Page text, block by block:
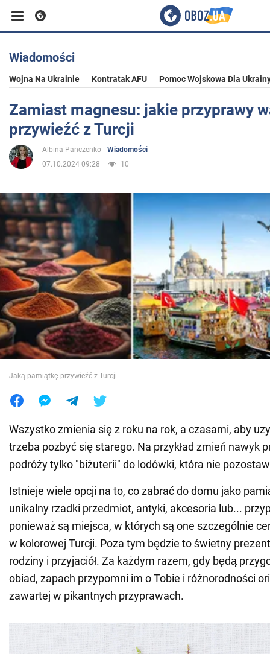
Biznes
Sport
Rozrywka
Polityka
Społeczeństwo
Wojna na Ukrainie
Świat
Jedzenie
Wiadomości
Wojna Na Ukrainie Kontratak AFU Pomoc Wojskowa Dla
Zamiast magnesu: jakie przyprawy
przywieźć z Turcji
Albina Panczenko
Wiadomości
07.10.2024 09:28
10
Jaką pamiątkę przywieźć z Turcji
Wszystko zmienia się z roku na rok, a czasami, aby
trzeba pozbyć się starego. Na przykład zmień nawyk
podróży tylko "biżuterii" do lodówki, która nie
Istnieje wiele opcji na to, co zabrać do domu jako
unikalny rzadki przedmiot, antyki, akcesoria lub...
ponieważ są miejsca, w których są one szczególnie
w kolorowej Turcji. Poza tym będzie to świetny
rodziny i przyjaciół. Za każdym razem, gdy będą
obiad, zapach przypomni im o Tobie i różnorodności
zawartej w pikantnych przyprawach.